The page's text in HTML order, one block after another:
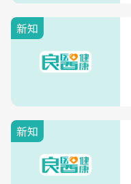
新知
新知